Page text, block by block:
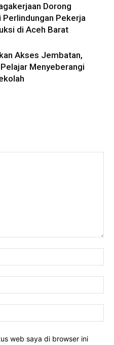
Dorong
Pekerja
di Aceh Barat
Akses Jembatan,
Menyeberangi
web saya di browser ini